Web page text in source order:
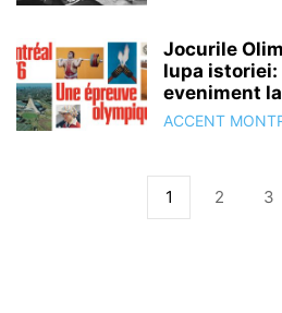
Jocurile
lupa istoriei:
eveniment
ACCENT
1 2 3